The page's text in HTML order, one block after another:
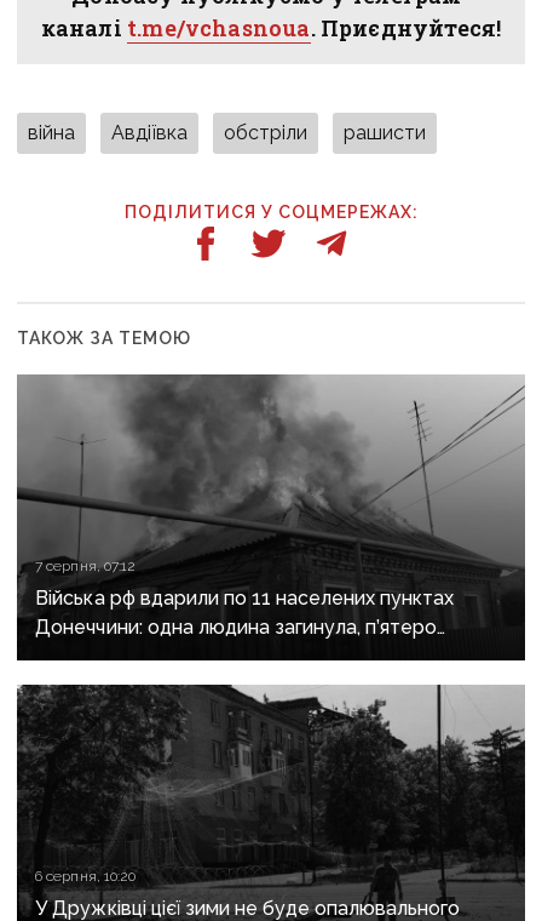
каналі t.me/vchasnoua. Приєднуйтеся!
війна Авдіївка обстріли рашисти
ПОДІЛИТИСЯ У СОЦМЕРЕЖАХ:
ТАКОЖ ЗА ТЕМОЮ
7 серпня, 07:12
Війська рф вдарили по 11 населених пунктах
Донеччини: одна людина загинула, п’ятеро
поранені
6 серпня, 10:20
У Дружківці цієї зими не буде опалювального